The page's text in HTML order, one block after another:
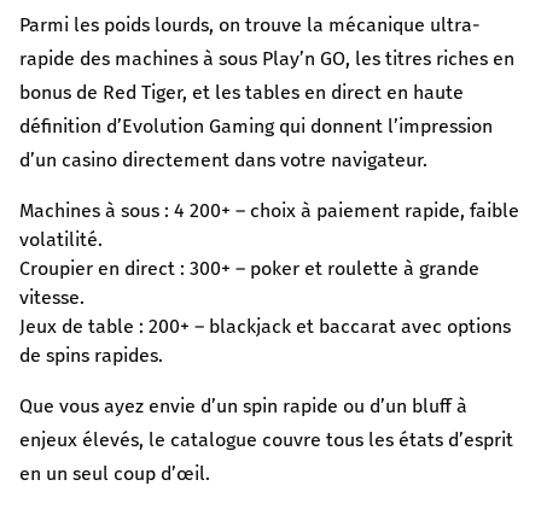
Parmi les poids lourds, on trouve la mécanique ultra-
rapide des machines à sous Play’n GO, les titres riches en
bonus de Red Tiger, et les tables en direct en haute
définition d’Evolution Gaming qui donnent l’impression
d’un casino directement dans votre navigateur.
Machines à sous : 4 200+ – choix à paiement rapide, faible
volatilité.
Croupier en direct : 300+ – poker et roulette à grande
vitesse.
Jeux de table : 200+ – blackjack et baccarat avec options
de spins rapides.
Que vous ayez envie d’un spin rapide ou d’un bluff à
enjeux élevés, le catalogue couvre tous les états d’esprit
en un seul coup d’œil.